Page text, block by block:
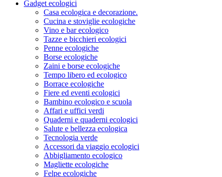
Gadget ecologici
Casa ecologica e decorazione.
Cucina e stoviglie ecologiche
Vino e bar ecologico
Tazze e bicchieri ecologici
Penne ecologiche
Borse ecologiche
Zaini e borse ecologiche
Tempo libero ed ecologico
Borrace ecologiche
Fiere ed eventi ecologici
Bambino ecologico e scuola
Affari e uffici verdi
Quaderni e quaderni ecologici
Salute e bellezza ecologica
Tecnologia verde
Accessori da viaggio ecologici
Abbigliamento ecologico
Magliette ecologiche
Felpe ecologiche